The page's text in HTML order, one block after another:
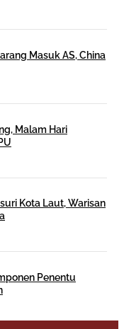
Masuk AS, China
Malam Hari
Kota Laut, Warisan
Penentu